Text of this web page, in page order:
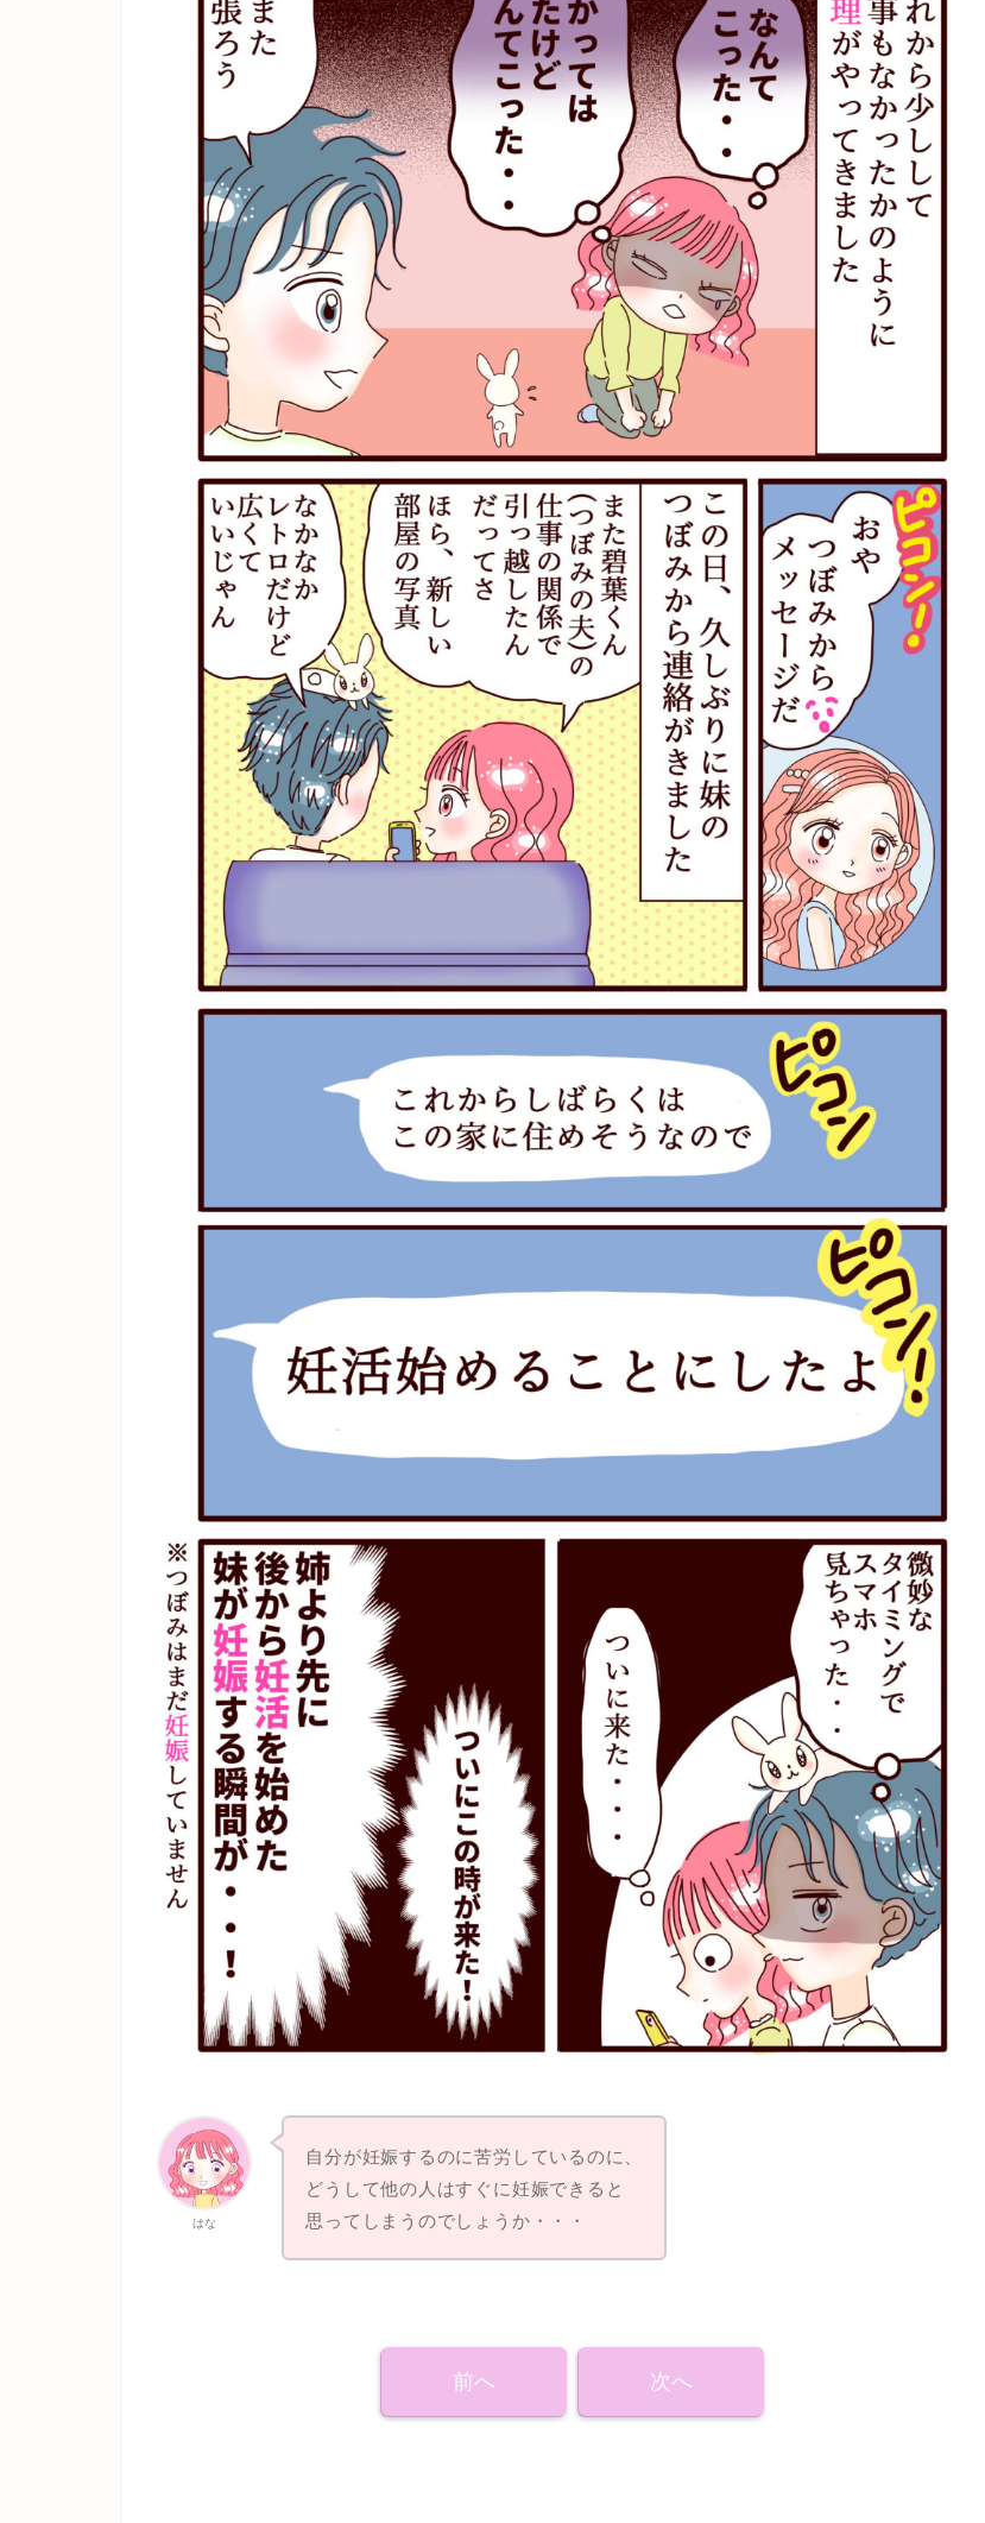
はな
自分が妊娠するのに苦労しているのに、
どうして他の人はすぐに妊娠できると
思ってしまうのでしょうか・・・
前へ 次へ